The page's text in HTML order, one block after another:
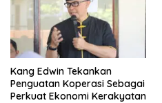
Kang Edwin Tekankan
Penguatan Koperasi Sebagai
Perkuat Ekonomi Kerakyatan